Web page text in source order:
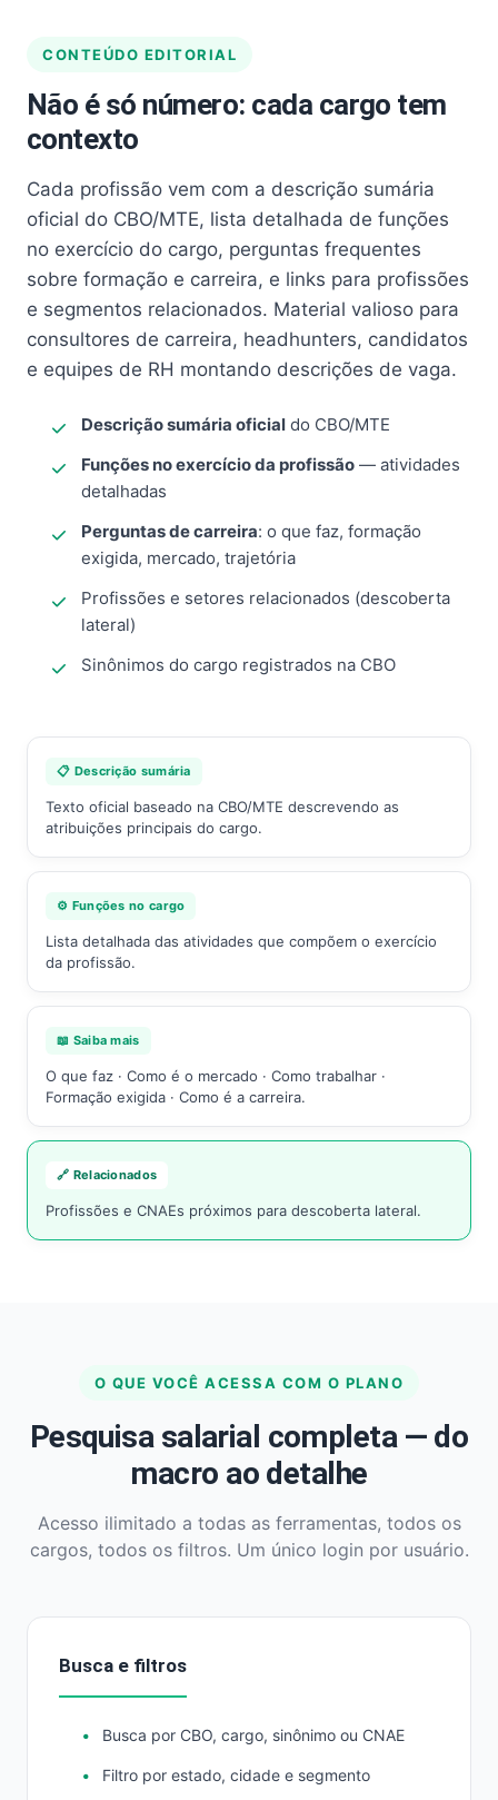
CONTEÚDO EDITORIAL
Não é só número: cada cargo tem
contexto
Cada profissão vem com a descrição sumária
oficial do CBO/MTE, lista detalhada de funções
no exercício do cargo, perguntas frequentes
sobre formação e carreira, e links para profissões
e segmentos relacionados. Material valioso para
consultores de carreira, headhunters, candidatos
e equipes de RH montando descrições de vaga.
Descrição sumária oficial do CBO/MTE
Funções no exercício da profissão — atividades
detalhadas
Perguntas de carreira: o que faz, formação
exigida, mercado, trajetória
Profissões e setores relacionados (descoberta
lateral)
Sinônimos do cargo registrados na CBO
📋 Descrição sumária
Texto oficial baseado na CBO/MTE descrevendo as
atribuições principais do cargo.
⚙️ Funções no cargo
Lista detalhada das atividades que compõem o exercício
da profissão.
📖 Saiba mais
O que faz · Como é o mercado · Como trabalhar ·
Formação exigida · Como é a carreira.
🔗 Relacionados
Profissões e CNAEs próximos para descoberta lateral.
O QUE VOCÊ ACESSA COM O PLANO
Pesquisa salarial completa — do
macro ao detalhe
Acesso ilimitado a todas as ferramentas, todos os
cargos, todos os filtros. Um único login por usuário.
Busca e filtros
Busca por CBO, cargo, sinônimo ou CNAE
Filtro por estado, cidade e segmento